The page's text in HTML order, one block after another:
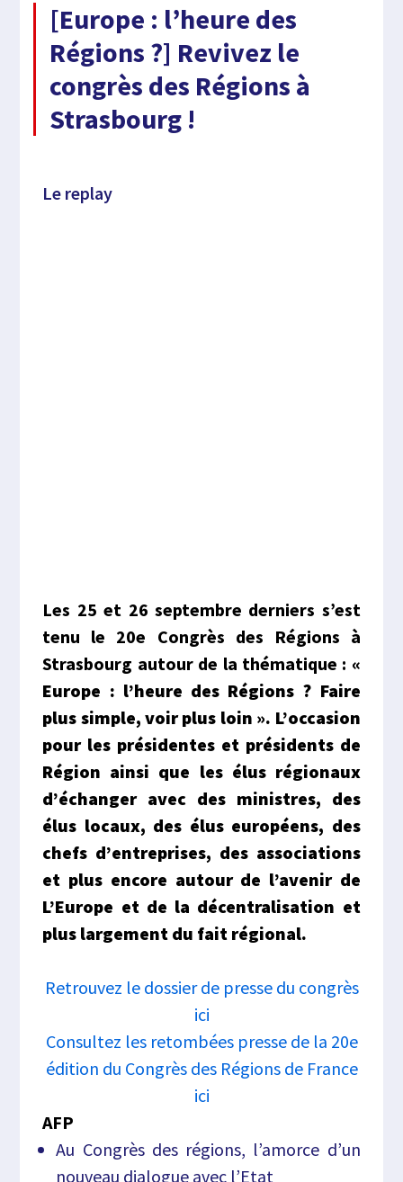
[Europe : l’heure des
Régions ?] Revivez le
congrès des Régions à
Strasbourg !
Le replay
Les 25 et 26 septembre derniers s’est
tenu le 20e Congrès des Régions à
Strasbourg autour de la thématique : «
Europe : l’heure des Régions ? Faire
plus simple, voir plus loin ». L’occasion
pour les présidentes et présidents de
Région ainsi que les élus régionaux
d’échanger avec des ministres, des
élus locaux, des élus européens, des
chefs d’entreprises, des associations
et plus encore autour de l’avenir de
L’Europe et de la décentralisation et
plus largement du fait régional.
Retrouvez le dossier de presse du congrès
ici
Consultez les retombées presse de la 20e
édition du Congrès des Régions de France
ici
AFP
Au Congrès des régions, l’amorce d’un
nouveau dialogue avec l’Etat